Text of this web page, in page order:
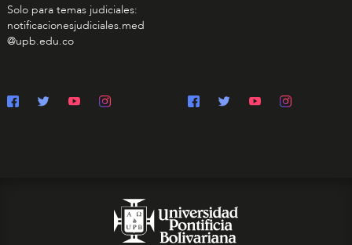
Solo para temas judiciales:
notificacionesjudiciales.med
@upb.edu.co